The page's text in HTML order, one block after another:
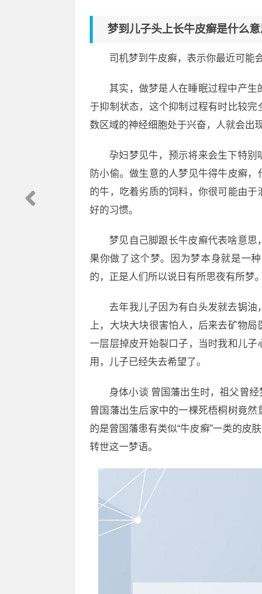
梦到儿子头上长牛皮癣是什么
司机梦到牛皮癣，表示你最近可能
其实，做梦是人在睡眠过程中产
于抑制状态，这个抑制过程有时比较
数区域的神经细胞处于兴奋，人就会出
孕妇梦见牛，预示将来会生下特
防小偷。做生意的人梦见牛得牛皮癣
的牛，吃着劣质的饲料，你很可能由
好的习惯。
梦见自己脚跟长牛皮癣代表啥意
果你做了这个梦。因为梦本身就是一
的，正是人们所以说日有所思夜有所梦。
去年我儿子因为有白头发就去锔
上，大块大块很害怕人，后来去矿物
一层层掉皮开始裂口子，当时我和儿
用，儿子已经失去希望了。
身体小谈 曾国藩出生时，祖父曾
曾国藩出生后家中的一棵死梧桐树竟
的是曾国藩患有类似“牛皮癣”一类的皮
转世这一梦语。